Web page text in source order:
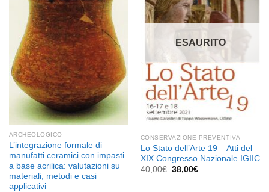
Aggiungi
alla lista
dei
desideri
ARCHEOLOGICO
L’integrazione formale di
manufatti ceramici con impasti
a base acrilica: valutazioni su
materiali, metodi e casi
applicativi
Aggiungi
alla lista
dei
ESAURITO
CONSERVAZIONE PREVENTIVA
Lo Stato dell’Arte 19 – Atti del
XIX Congresso Nazionale IGIIC
40,00€ Il
38,00€Il